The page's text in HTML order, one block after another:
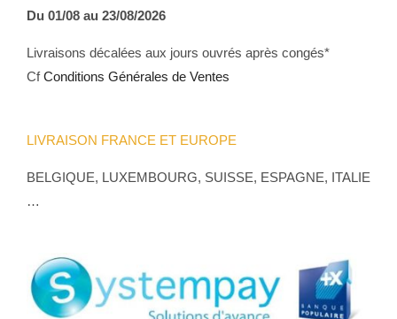
Du 01/08 au 23/08/2026
Livraisons décalées aux jours ouvrés après congés*
CfConditions Générales de Ventes
LIVRAISON FRANCE ET EUROPE
BELGIQUE, LUXEMBOURG, SUISSE, ESPAGNE, ITALIE
…